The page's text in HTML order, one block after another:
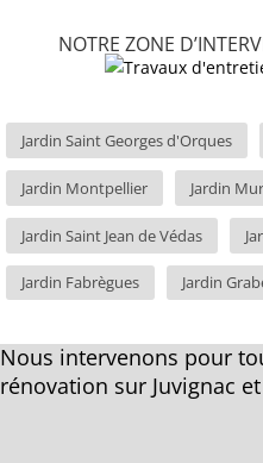
NOTRE ZONE
Jardin Saint Georges d'Orques
Jardin Montpellier Jardin
Jardin Saint Jean de Védas
Jardin Fabrègues Jardin
Nous intervenons pour
rénovation sur Juvignac